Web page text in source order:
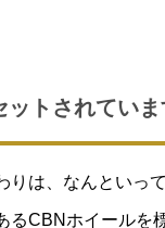
ットされていま
りは、なんといっ
るCBNホイールを